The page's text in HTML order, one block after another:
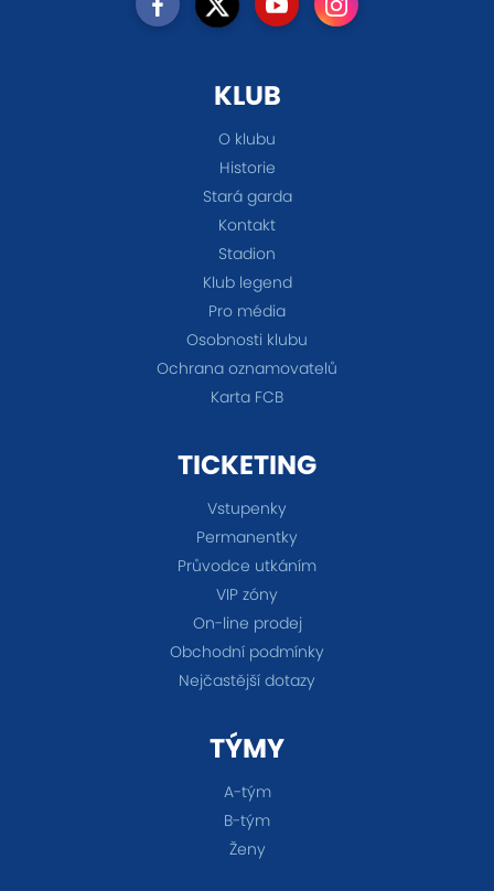
KLUB
O klubu
Historie
Stará garda
Kontakt
Stadion
Klub legend
Pro média
Osobnosti klubu
Ochrana oznamovatelů
Karta FCB
TICKETING
Vstupenky
Permanentky
Průvodce utkáním
VIP zóny
On-line prodej
Obchodní podmínky
Nejčastější dotazy
TÝMY
A-tým
B-tým
Ženy